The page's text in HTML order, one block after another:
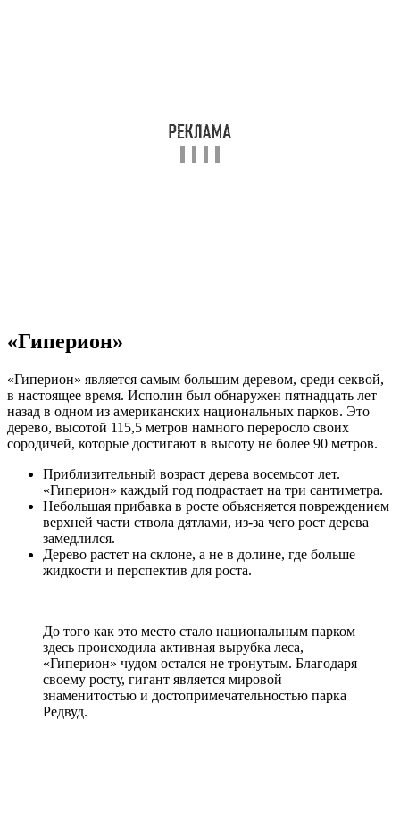
«Гиперион»
«Гиперион» является самым большим деревом, среди секвой,
в настоящее время. Исполин был обнаружен пятнадцать лет
назад в одном из американских национальных парков. Это
дерево, высотой 115,5 метров намного переросло своих
сородичей, которые достигают в высоту не более 90 метров.
Приблизительный возраст дерева восемьсот лет.
«Гиперион» каждый год подрастает на три сантиметра.
Небольшая прибавка в росте объясняется повреждением
верхней части ствола дятлами, из-за чего рост дерева
замедлился.
Дерево растет на склоне, а не в долине, где больше
жидкости и перспектив для роста.
До того как это место стало национальным парком
здесь происходила активная вырубка леса,
«Гиперион» чудом остался не тронутым. Благодаря
своему росту, гигант является мировой
знаменитостью и достопримечательностью парка
Редвуд.